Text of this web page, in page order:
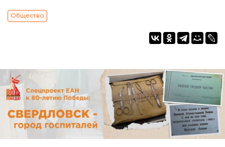
Общество